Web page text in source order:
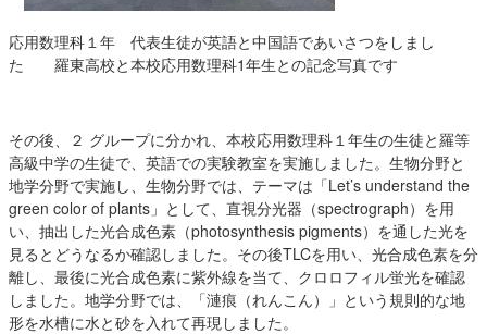
応用数理科１年 代表生徒が英語と中国語であいさつをしまし
た 羅東高校と本校応用数理科1年生との記念写真です
その後、２ グループに分かれ、本校応用数理科１年生の生徒と羅等
高級中学の生徒で、英語での実験教室を実施しました。生物分野と
地学分野で実施し、生物分野では、テーマは「Let’s understand the
green color of plants」として、直視分光器（spectrograph）を用
い、抽出した光合成色素（photosynthesis pigments）を通した光を
見るとどうなるか確認しました。その後TLCを用い、光合成色素を分
離し、最後に光合成色素に紫外線を当て、クロロフィル蛍光を確認
しました。地学分野では、「漣痕（れんこん）」という規則的な地
形を水槽に水と砂を入れて再現しました。